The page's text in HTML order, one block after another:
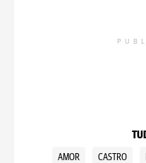
AMOR CASTRO